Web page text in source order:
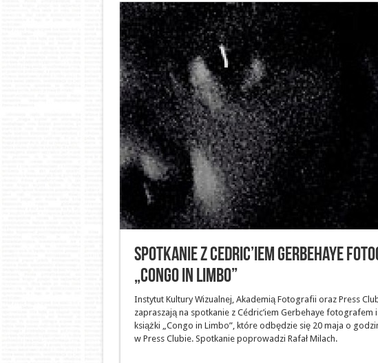
Spotkanie z Cedric’iem Gerbehaye
„Congo in Limbo”
Instytut Kultury Wizualnej, Akademią Fotografii oraz Press
zapraszają na spotkanie z Cédric’iem Gerbehaye fotografem
książki „Congo in Limbo”, które odbędzie się 20 maja o
w Press Clubie. Spotkanie poprowadzi Rafał Milach.